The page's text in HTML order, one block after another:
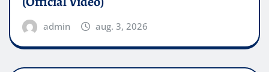
admin aug. 3, 2026